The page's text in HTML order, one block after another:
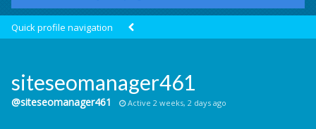
Groups
Quick profile navigation
siteseomanager461
@siteseomanager461 Active 2 weeks, 2 days ago